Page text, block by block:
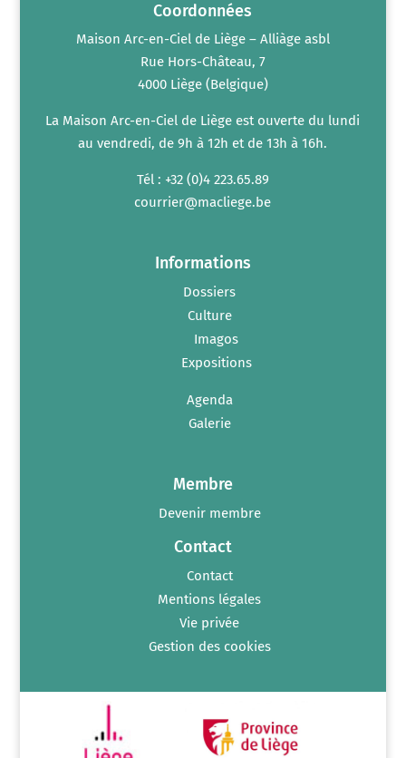
Coordonnées
Maison Arc-en-Ciel de Liège – Alliàge asbl
Rue Hors-Château, 7
4000 Liège (Belgique)
La Maison Arc-en-Ciel de Liège est ouverte du lundi
au vendredi, de 9h à 12h et de 13h à 16h.
Tél : +32 (0)4 223.65.89
courrier@macliege.be
Informations
Dossiers
Culture
Imagos
Expositions
Agenda
Galerie
Membre
Devenir membre
Contact
Contact
Mentions légales
Vie privée
Gestion des cookies